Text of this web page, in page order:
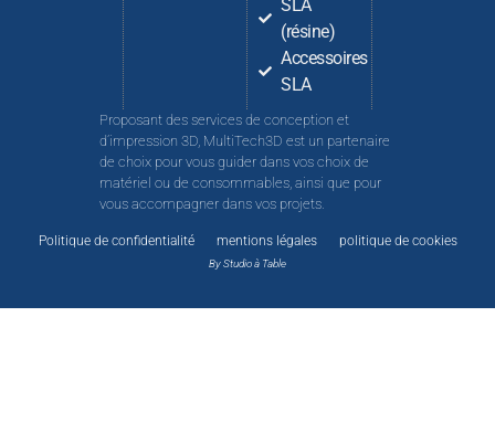
SLA
(résine)
Accessoires
SLA
Proposant des services de conception et
d’impression 3D, MultiTech3D est un partenaire
de choix pour vous guider dans vos choix de
matériel ou de consommables, ainsi que pour
vous accompagner dans vos projets.
Politique de confidentialité mentions légales politique de cookies
By Studio à Table